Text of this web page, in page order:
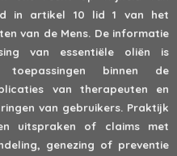
in artikel 10 lid 1 van het
van de Mens. De informatie
van essentiële oliën is
binnen de
van therapeuten en
van gebruikers. Praktijk
uitspraken of claims met
genezing of preventie